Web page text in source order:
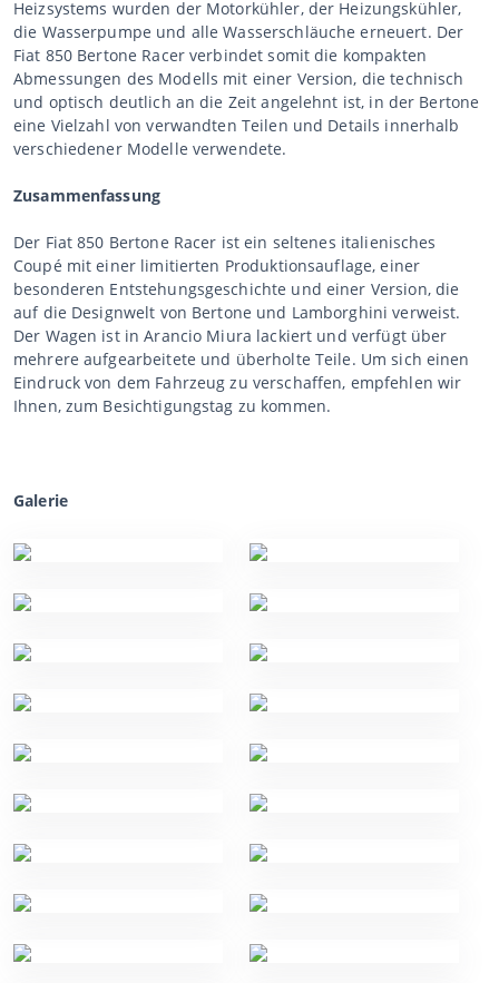
Heizsystems wurden der Motorkühler, der Heizungskühler,
die Wasserpumpe und alle Wasserschläuche erneuert. Der
Fiat 850 Bertone Racer verbindet somit die kompakten
Abmessungen des Modells mit einer Version, die technisch
und optisch deutlich an die Zeit angelehnt ist, in der Bertone
eine Vielzahl von verwandten Teilen und Details innerhalb
verschiedener Modelle verwendete.
Zusammenfassung
Der Fiat 850 Bertone Racer ist ein seltenes italienisches
Coupé mit einer limitierten Produktionsauflage, einer
besonderen Entstehungsgeschichte und einer Version, die
auf die Designwelt von Bertone und Lamborghini verweist.
Der Wagen ist in Arancio Miura lackiert und verfügt über
mehrere aufgearbeitete und überholte Teile. Um sich einen
Eindruck von dem Fahrzeug zu verschaffen, empfehlen wir
Ihnen, zum Besichtigungstag zu kommen.
Galerie